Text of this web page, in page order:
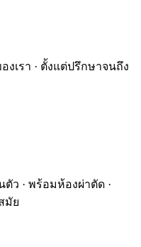
เรา · ตั้งแต่ปรึกษาจนถึง
ว · พร้อมห้องผ่าตัด ·
มัย